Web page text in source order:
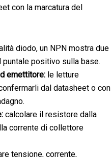
con la marcatura del
diodo, un NPN mostra due
positivo sulla base.
emettitore: le letture
dal datasheet o con
calcolare il resistore dalla
corrente di collettore
tensione, corrente,